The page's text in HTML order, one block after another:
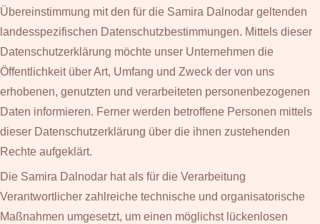
Übereinstimmung mit den für die Samira Dalnodar geltenden
landesspezifischen Datenschutzbestimmungen. Mittels dieser
Datenschutzerklärung möchte unser Unternehmen die
Öffentlichkeit über Art, Umfang und Zweck der von uns
erhobenen, genutzten und verarbeiteten personenbezogenen
Daten informieren. Ferner werden betroffene Personen mittels
dieser Datenschutzerklärung über die ihnen zustehenden
Rechte aufgeklärt.
Die Samira Dalnodar hat als für die Verarbeitung
Verantwortlicher zahlreiche technische und organisatorische
Maßnahmen umgesetzt, um einen möglichst lückenlosen